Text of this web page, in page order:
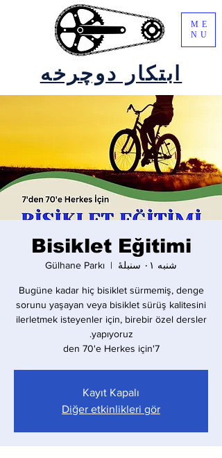
ابتکار دوچرخه
ME
NU
Bisiklet Eğitimi
شنبه ۰۱ سنبلهٔ
  |
Gülhane Parkı
Bugüne kadar hiç bisiklet sürmemiş, denge
sorunu yaşayan veya bisiklet sürüş kalitesini
ilerletmek isteyenler için, birebir özel dersler
7'den 70'e Herkes için
Kayıt Kapalı
Diğer etkinlikleri gör